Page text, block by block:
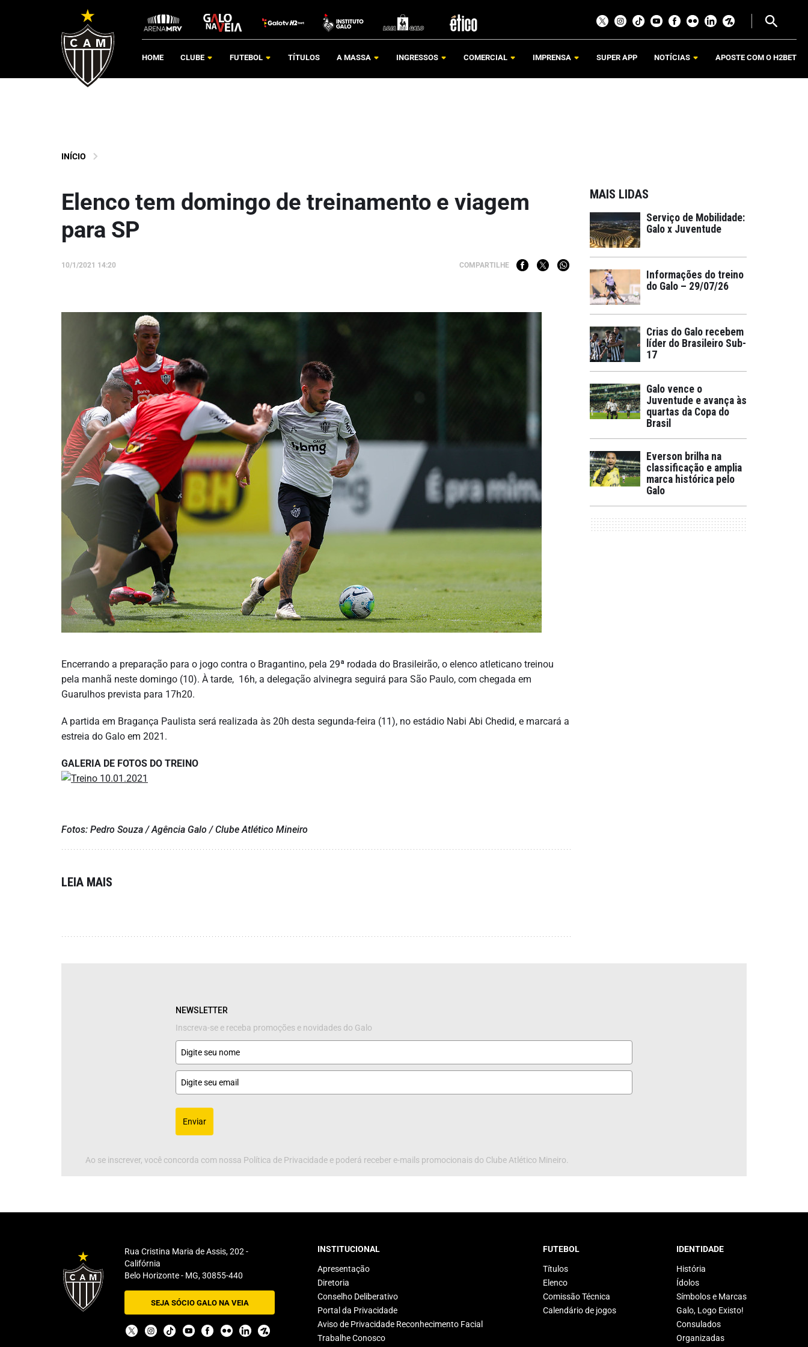
HOME CLUBE FUTEBOL TÍTULOS A MASSA INGRESSOS COMERCIAL IMPRENSA SUPER APP NOTÍCIAS APOSTE COM O H2BET
INÍCIO
Elenco tem domingo de treinamento e viagem
para SP
10/1/2021 14:20 COMPARTILHE
Encerrando a preparação para o jogo contra o Bragantino, pela 29ª rodada do Brasileirão, o elenco atleticano treinou
pela manhã neste domingo (10). À tarde, 16h, a delegação alvinegra seguirá para São Paulo, com chegada em
Guarulhos prevista para 17h20.
A partida em Bragança Paulista será realizada às 20h desta segunda-feira (11), no estádio Nabi Abi Chedid, e marcará a
estreia do Galo em 2021.
GALERIA DE FOTOS DO TREINO
Fotos: Pedro Souza / Agência Galo / Clube Atlético Mineiro
LEIA MAIS
MAIS LIDAS
Serviço de Mobilidade:
Galo x Juventude
Informações do treino
do Galo – 29/07/26
Crias do Galo recebem
líder do Brasileiro Sub-
17
Galo vence o
Juventude e avança às
quartas da Copa do
Brasil
Everson brilha na
classificação e amplia
marca histórica pelo
Galo
NEWSLETTER
Inscreva-se e receba promoções e novidades do Galo
Enviar
Ao se inscrever, você concorda com nossa Política de Privacidade e poderá receber e-mails promocionais do Clube Atlético Mineiro.
Rua Cristina Maria de Assis, 202 -
Califórnia
Belo Horizonte - MG, 30855-440
SEJA SÓCIO GALO NA VEIA
INSTITUCIONAL
Apresentação
Diretoria
Conselho Deliberativo
Portal da Privacidade
Aviso de Privacidade Reconhecimento Facial
Trabalhe Conosco
FUTEBOL
Títulos
Elenco
Comissão Técnica
Calendário de jogos
IDENTIDADE
História
Ídolos
Símbolos e Marcas
Galo, Logo Existo!
Consulados
Organizadas